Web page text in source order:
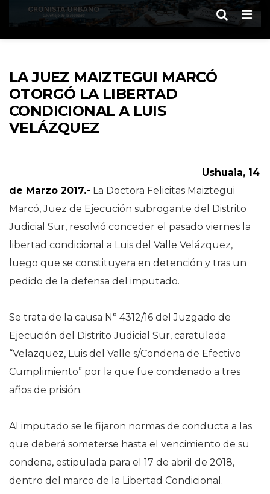
LA JUEZ MAIZTEGUI MARCÓ
OTORGÓ LA LIBERTAD
CONDICIONAL A LUIS
VELÁZQUEZ
Ushuaia, 14
de Marzo 2017.- La Doctora Felicitas Maiztegui
Marcó, Juez de Ejecución subrogante del Distrito
Judicial Sur, resolvió conceder el pasado viernes la
libertad condicional a Luis del Valle Velázquez,
luego que se constituyera en detención y tras un
pedido de la defensa del imputado.
Se trata de la causa N° 4312/16 del Juzgado de
Ejecución del Distrito Judicial Sur, caratulada
“Velazquez, Luis del Valle s/Condena de Efectivo
Cumplimiento” por la que fue condenado a tres
años de prisión.
Al imputado se le fijaron normas de conducta a las
que deberá someterse hasta el vencimiento de su
condena, estipulada para el 17 de abril de 2018,
dentro del marco de la Libertad Condicional.